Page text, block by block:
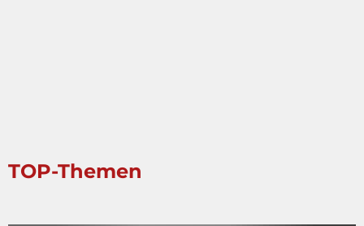
TOP-Themen